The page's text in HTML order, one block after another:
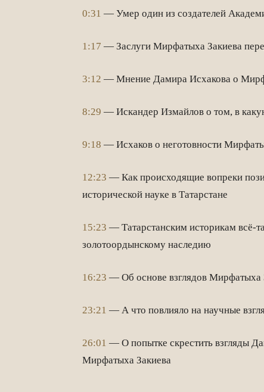
0:31 — Умер один из создателей
1:17 — Заслуги Мирфатыха Закиева
3:12 — Мнение Дамира Исхакова о
8:29 — Искандер Измайлов о том, в
9:18 — Исхаков о неготовности
12:23 — Как происходящие вопреки
исторической науке в Татарстане
15:23 — Татарстанским историкам всё-
золотоордынскому наследию
16:23 — Об основе взглядов Мирфатыха
23:21 — А что повлияло на научные
26:01 — О попытке скрестить взгляды
Мирфатыха Закиева